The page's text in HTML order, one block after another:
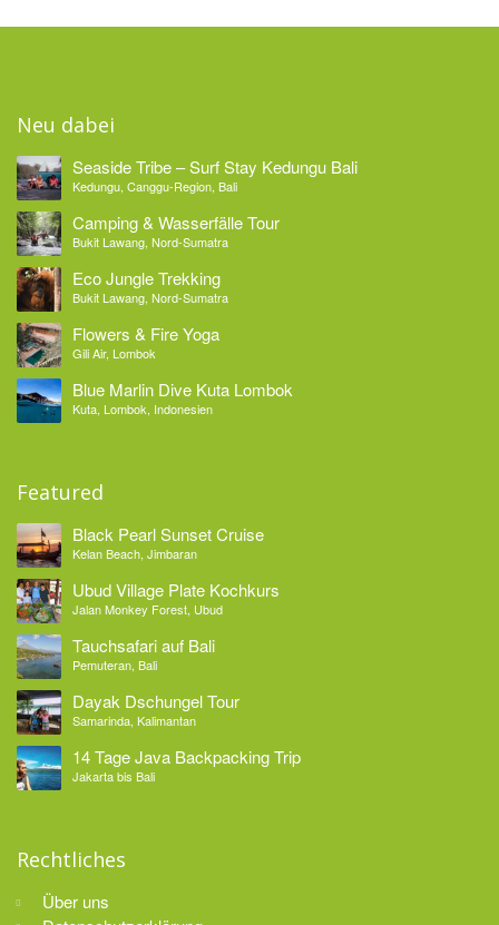
Neu dabei
Seaside Tribe – Surf Stay Kedungu Bali
Kedungu, Canggu-Region, Bali
Camping & Wasserfälle Tour
Bukit Lawang, Nord-Sumatra
Eco Jungle Trekking
Bukit Lawang, Nord-Sumatra
Flowers & Fire Yoga
Gili Air, Lombok
Blue Marlin Dive Kuta Lombok
Kuta, Lombok, Indonesien
Featured
Black Pearl Sunset Cruise
Kelan Beach, Jimbaran
Ubud Village Plate Kochkurs
Jalan Monkey Forest, Ubud
Tauchsafari auf Bali
Pemuteran, Bali
Dayak Dschungel Tour
Samarinda, Kalimantan
14 Tage Java Backpacking Trip
Jakarta bis Bali
Rechtliches
Über uns